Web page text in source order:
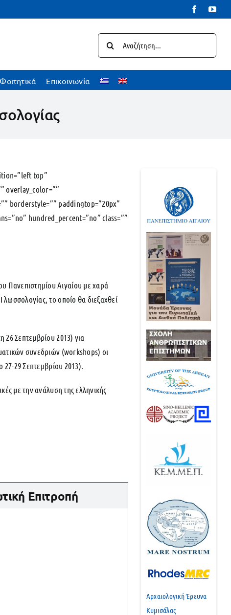
Facebook
για:
Φοιτητικά Επικοινωνία
top”
overlay_color=””
borderstyle=”” paddingtop=”20px”
hundred_percent=”no” class=””
Πανεπιστημίου Αιγαίου με χαρά
το οποίο θα διεξαχθεί
26 Σεπτεμβρίου 2013) για
συνεδριών (workshops) οι
27-29 Σεπτεμβρίου 2013).
με την ανάλυση της ελληνικής
Επιτροπή
Αρχαιολογική Έρευνα
Κυμισάλας